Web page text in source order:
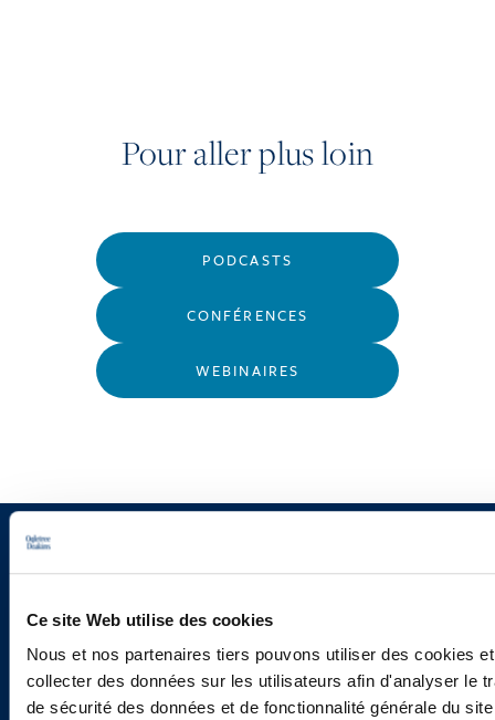
Ce site Web utilise des cookies
Nous et nos partenaires tiers pouvons utiliser des cookies
collecter des données sur les utilisateurs afin d'analyser le
de sécurité des données et de fonctionnalité générale du
Pour aller plus loin
PODCASTS
CONFÉRENCES
WEBINAIRES
Vous souhaitez recevoir nos
newsletters, informations et
actualités ?